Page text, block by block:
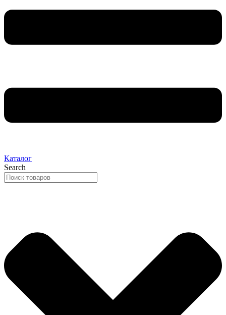
Каталог
Search